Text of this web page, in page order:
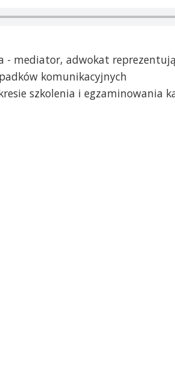
- mediator, adwokat
komunikacyjnych
szkolenia i egzaminowania